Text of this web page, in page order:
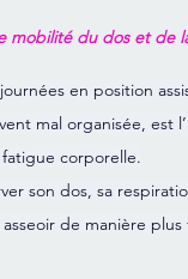
mobilité du dos et de
en position
mal organisée, est
corporelle.
son dos, sa
de manière